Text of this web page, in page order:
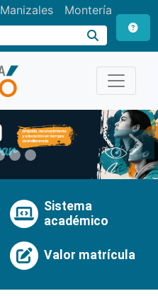
Manizales Montería
Sistema
académico
Valor matrícula